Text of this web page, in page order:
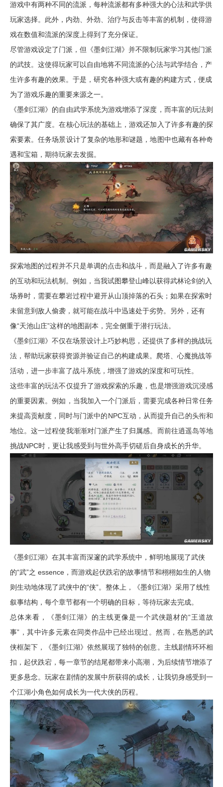
游戏中有两种不同的流派，每种流派都有多种强大的心法和武学供
玩家选择。此外，内劲、外劲、治疗与反击等丰富的机制，使得游
戏在数值和流派的深度上得到了充分保证。
尽管游戏设定了门派，但《墨剑江湖》并不限制玩家学习其他门派
的武技。这使得玩家可以自由地将不同流派的心法与武学结合，产
生许多有趣的效果。于是，研究各种强大或有趣的构建方式，便成
为了游戏乐趣的重要来源之一。
《墨剑江湖》的自由武学系统为游戏增添了深度，而丰富的玩法则
确保了其广度。在核心玩法的基础上，游戏还加入了许多有趣的探
索要素。任务场景设计了复杂的地形和谜题，地图中也藏有各种奇
遇和宝箱，期待玩家去发掘。
探索地图的过程并不只是单调的点击和战斗，而是融入了许多有趣
的互动和玩法机制。例如，当我试图攀登山峰以获得武林论剑的入
场券时，需要在攀岩过程中避开从山顶掉落的石头；如果在探索时
未留意到敌人偷袭，就可能在战斗中迅速处于劣势。另外，还有
像“天池山庄”这样的地图副本，完全侧重于潜行玩法。
《墨剑江湖》不仅在场景设计上巧妙构思，还提供了多样的挑战玩
法，帮助玩家获得资源并验证自己的构建成果。爬塔、心魔挑战等
活动，进一步丰富了战斗系统，增强了游戏的深度和可玩性。
这些丰富的玩法不仅提升了游戏探索的乐趣，也是增强游戏沉浸感
的重要因素。例如，当我加入一个门派后，需要完成各种日常任务
来提高贡献度，同时与门派中的NPC互动，从而提升自己的头衔和
地位。这一过程使我渐渐对门派产生了归属感。而前往逍遥岛等地
挑战NPC时，更让我感受到与世外高手切磋后自身成长的升华。
《墨剑江湖》在其丰富而深邃的武学系统中，鲜明地展现了武侠
的“武”之 essence，而游戏起伏跌宕的故事情节和栩栩如生的人物
则生动地体现了武侠中的“侠”。整体上，《墨剑江湖》采用了线性
叙事结构，每个章节都有一个明确的目标，等待玩家去完成。
总体来看，《墨剑江湖》的主线更像是一个武侠题材的“王道故
事”，其中许多元素在同类作品中已经出现过。然而，在熟悉的武
侠框架下，《墨剑江湖》依然展现了独特的创意。主线剧情环环相
扣，起伏跌宕，每一章节的结尾都带来小高潮，为后续情节增添了
更多悬念。玩家在剧情的发展中所获得的成长，让我切身感受到一
个江湖小角色如何成长为一代大侠的历程。